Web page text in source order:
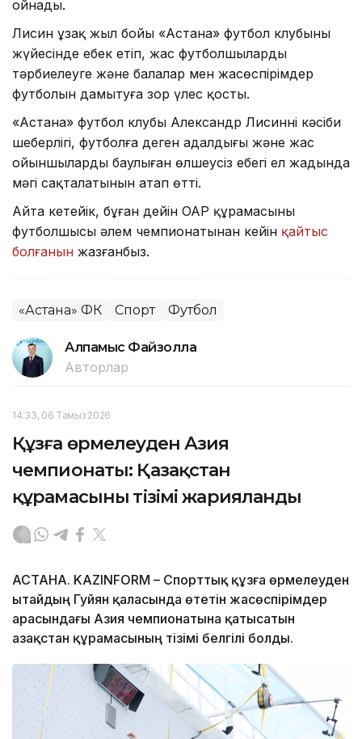
ойнады.
Лисин ұзақ жыл бойы «Астана» футбол клубының
жүйесінде еңбек етіп, жас футболшыларды
тәрбиелеуге және балалар мен жасөспірімдер
футболын дамытуға зор үлес қосты.
«Астана» футбол клубы Александр Лисиннің кәсіби
шеберлігі, футболға деген адалдығы және жас
ойыншыларды баулыған өлшеусіз еңбегі ел жадында
мәңгі сақталатынын атап өтті.
Айта кетейік, бұған дейін ОАР құрамасының
футболшысы әлем чемпионатынан кейін қайтыс
болғанын жазғанбыз.
«Астана» ФК Спорт Футбол
Алпамыс Файзолла
Авторлар
14:33, 06 Тамыз 2026
Құзға өрмелеуден Азия
чемпионаты: Қазақстан
құрамасының тізімі жарияланды
АСТАНА. KAZINFORM – Спорттық құзға өрмелеуден
Қытайдың Гуйян қаласында өтетін жасөспірімдер
арасындағы Азия чемпионатына қатысатын
Қазақстан құрамасының тізімі белгілі болды.